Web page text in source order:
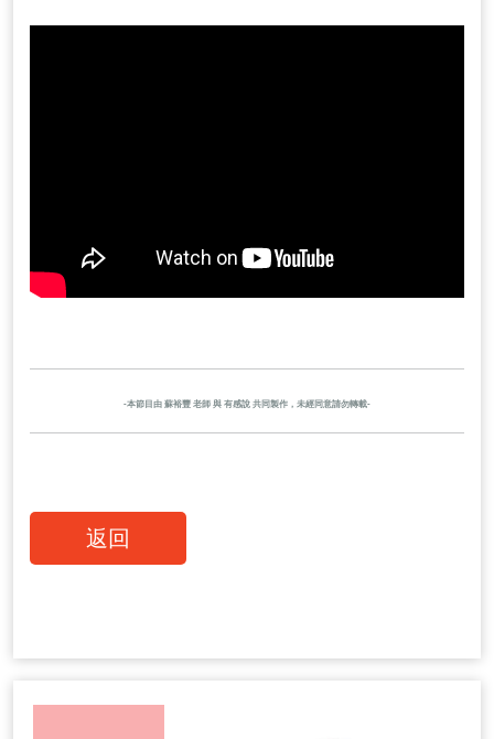
-本節目由 蘇裕豐 老師 與 有感說 共同製作，未經同意請勿轉載-
返回